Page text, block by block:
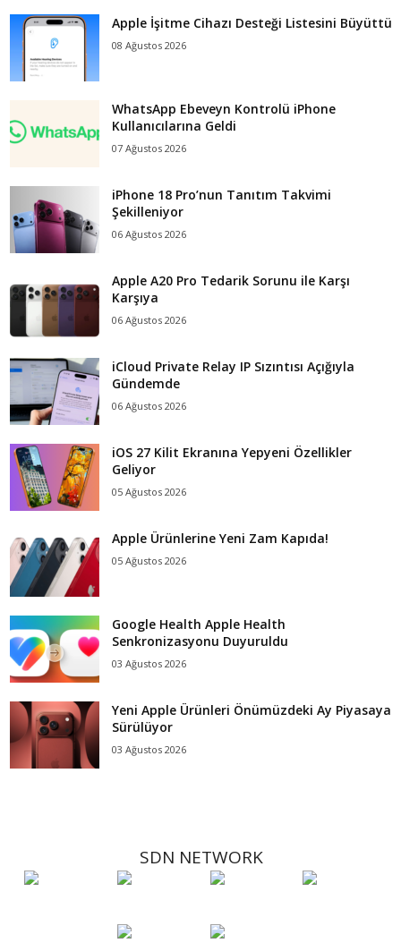
Apple İşitme Cihazı Desteği Listesini Büyüttü
08 Ağustos 2026
WhatsApp Ebeveyn Kontrolü iPhone
Kullanıcılarına Geldi
07 Ağustos 2026
iPhone 18 Pro’nun Tanıtım Takvimi
Şekilleniyor
06 Ağustos 2026
Apple A20 Pro Tedarik Sorunu ile Karşı
Karşıya
06 Ağustos 2026
iCloud Private Relay IP Sızıntısı Açığıyla
Gündemde
06 Ağustos 2026
iOS 27 Kilit Ekranına Yepyeni Özellikler
Geliyor
05 Ağustos 2026
Apple Ürünlerine Yeni Zam Kapıda!
05 Ağustos 2026
Google Health Apple Health
Senkronizasyonu Duyuruldu
03 Ağustos 2026
Yeni Apple Ürünleri Önümüzdeki Ay Piyasaya
Sürülüyor
03 Ağustos 2026
SDN NETWORK